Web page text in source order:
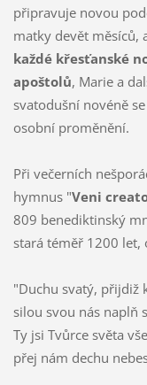
připravuje novou
matky devět měsíců,
každé křesťanské
apoštolů, Marie a
svatodušní novéně
osobní proměnění.
Při večerních
hymnus "Veni
809 benediktinský
stará téměř 1200 let,
"Duchu svatý, přijdiž
silou svou nás naplň
Ty jsi Tvůrce světa
přej nám dechu